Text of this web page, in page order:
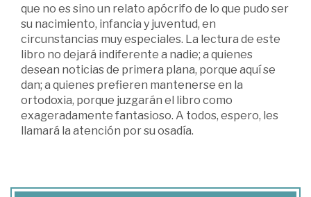
que no es sino un relato apócrifo de lo que pudo ser
su nacimiento, infancia y juventud, en
circunstancias muy especiales. La lectura de este
libro no dejará indiferente a nadie; a quienes
desean noticias de primera plana, porque aquí se
dan; a quienes prefieren mantenerse en la
ortodoxia, porque juzgarán el libro como
exageradamente fantasioso. A todos, espero, les
llamará la atención por su osadía.